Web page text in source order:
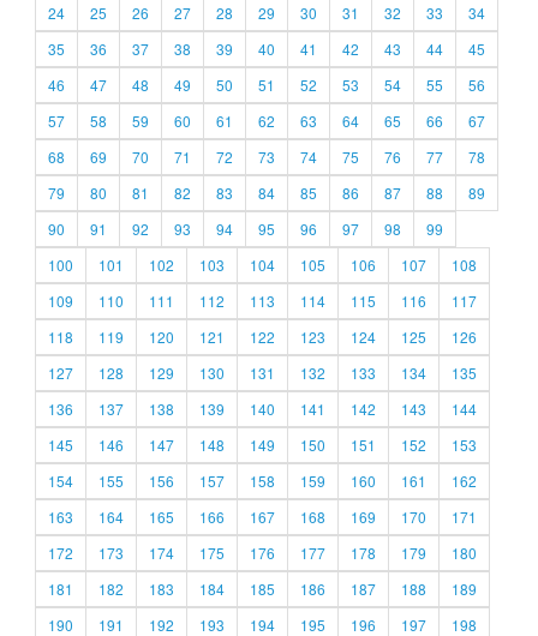
24
25 26 27 28 29 30 31 32 33
34
35
36 37 38 39 40 41 42 43 44
45
46
47 48 49 50 51 52 53 54 55
56
57
58 59 60 61 62 63 64 65 66
67
68
69 70 71 72 73 74 75 76 77
78
79
80 81 82 83 84 85 86 87 88
89
90
91 92 93 94 95 96 97 98
99
100
101 102 103 104 105 106 107
108
109
110 111 112 113 114 115 116
117
118
119 120 121 122 123 124 125
126
127
128 129 130 131 132 133 134
135
136
137 138 139 140 141 142 143
144
145
146 147 148 149 150 151 152
153
154
155 156 157 158 159 160 161
162
163
164 165 166 167 168 169 170
171
172
173 174 175 176 177 178 179
180
181
182 183 184 185 186 187 188
189
190
191 192 193 194 195 196 197
198